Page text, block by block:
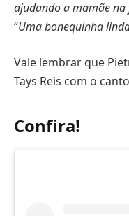
ajudando a mamãe na
“Uma bonequinha
Vale lembrar que
Tays Reis com o
Confira!